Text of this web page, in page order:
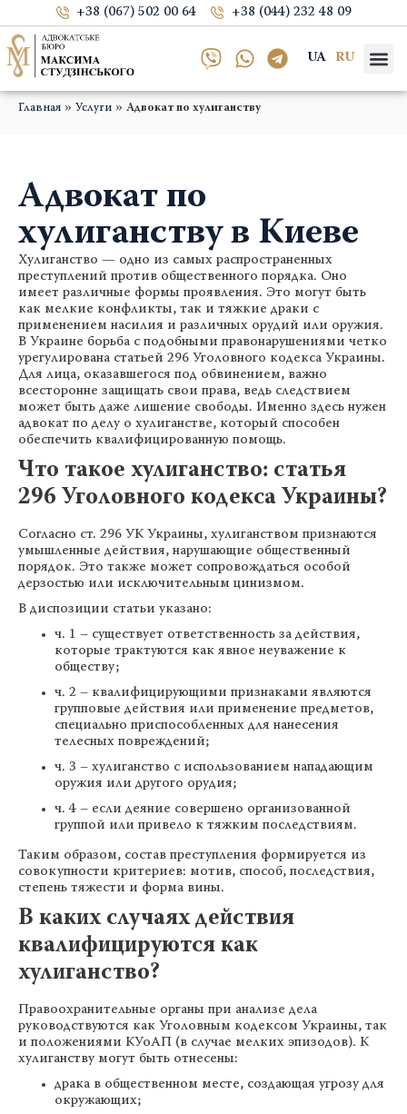
+38 (067) 502 00 64 +38 (044) 232 48 09
UA RU
Главная » Услуги » Адвокат по хулиганству
Адвокат по
хулиганству в Киеве
Хулиганство — одно из самых распространенных
преступлений против общественного порядка. Оно
имеет различные формы проявления. Это могут быть
как мелкие конфликты, так и тяжкие драки с
применением насилия и различных орудий или оружия.
В Украине борьба с подобными правонарушениями четко
урегулирована статьей 296 Уголовного кодекса Украины.
Для лица, оказавшегося под обвинением, важно
всесторонне защищать свои права, ведь следствием
может быть даже лишение свободы. Именно здесь нужен
адвокат по делу о хулиганстве, который способен
обеспечить квалифицированную помощь.
Что такое хулиганство: статья
296 Уголовного кодекса Украины?
Согласно ст. 296 УК Украины, хулиганством признаются
умышленные действия, нарушающие общественный
порядок. Это также может сопровождаться особой
дерзостью или исключительным цинизмом.
В диспозиции статьи указано:
ч. 1 – существует ответственность за действия,
которые трактуются как явное неуважение к
обществу;
ч. 2 – квалифицирующими признаками являются
групповые действия или применение предметов,
специально приспособленных для нанесения
телесных повреждений;
ч. 3 – хулиганство с использованием нападающим
оружия или другого орудия;
ч. 4 – если деяние совершено организованной
группой или привело к тяжким последствиям.
Таким образом, состав преступления формируется из
совокупности критериев: мотив, способ, последствия,
степень тяжести и форма вины.
В каких случаях действия
квалифицируются как
хулиганство?
Правоохранительные органы при анализе дела
руководствуются как Уголовным кодексом Украины, так
и положениями КУоАП (в случае мелких эпизодов). К
хулиганству могут быть отнесены:
драка в общественном месте, создающая угрозу для
окружающих;